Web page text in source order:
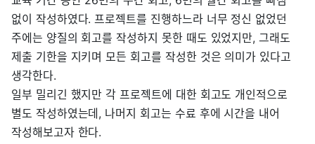
없이 작성하였다. 프로젝트를 진행하느라 너무 정신 없었던
주에는 양질의 회고를 작성하지 못한 때도 있었지만, 그래도
제출 기한을 지키며 모든 회고를 작성한 것은 의미가 있다고
생각한다.
일부 밀리긴 했지만 각 프로젝트에 대한 회고도 개인적으로
별도 작성하였는데, 나머지 회고는 수료 후에 시간을 내어
작성해보고자 한다.